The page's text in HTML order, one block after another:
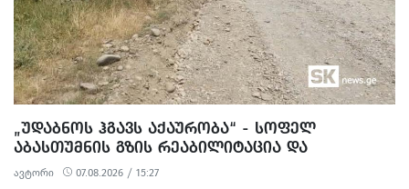
„ᲣᲓᲐᲑᲜᲝᲡ ᲰᲒᲐᲕᲡ ᲐᲥᲐᲣᲠᲝᲑᲐ“ - ᲡᲝᲤᲔᲚ
ᲐᲑᲐᲡᲗᲣᲛᲜᲘᲡ ᲒᲖᲘᲡ ᲠᲔᲐᲑᲘᲚᲘᲢᲐᲪᲘᲐ ᲓᲐ
ᲛᲝᲡᲐᲮᲚᲔᲝᲑᲘᲡ ᲞᲠᲝᲢᲔᲡᲢᲘ
ავტორი 07.08.2026 / 15:27